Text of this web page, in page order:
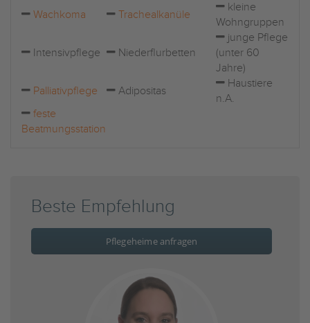
Wachkoma
Trachealkanüle
kleine
Wohngruppen
Intensivpflege Niederflurbetten
junge Pflege
(unter 60
Jahre)
Palliativpflege
Adipositas
Haustiere
n.A.
feste
Beatmungsstation
Beste Empfehlung
Pflegeheime anfragen